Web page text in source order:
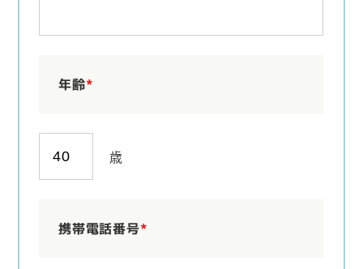
年齢*
歳
携帯電話番号*